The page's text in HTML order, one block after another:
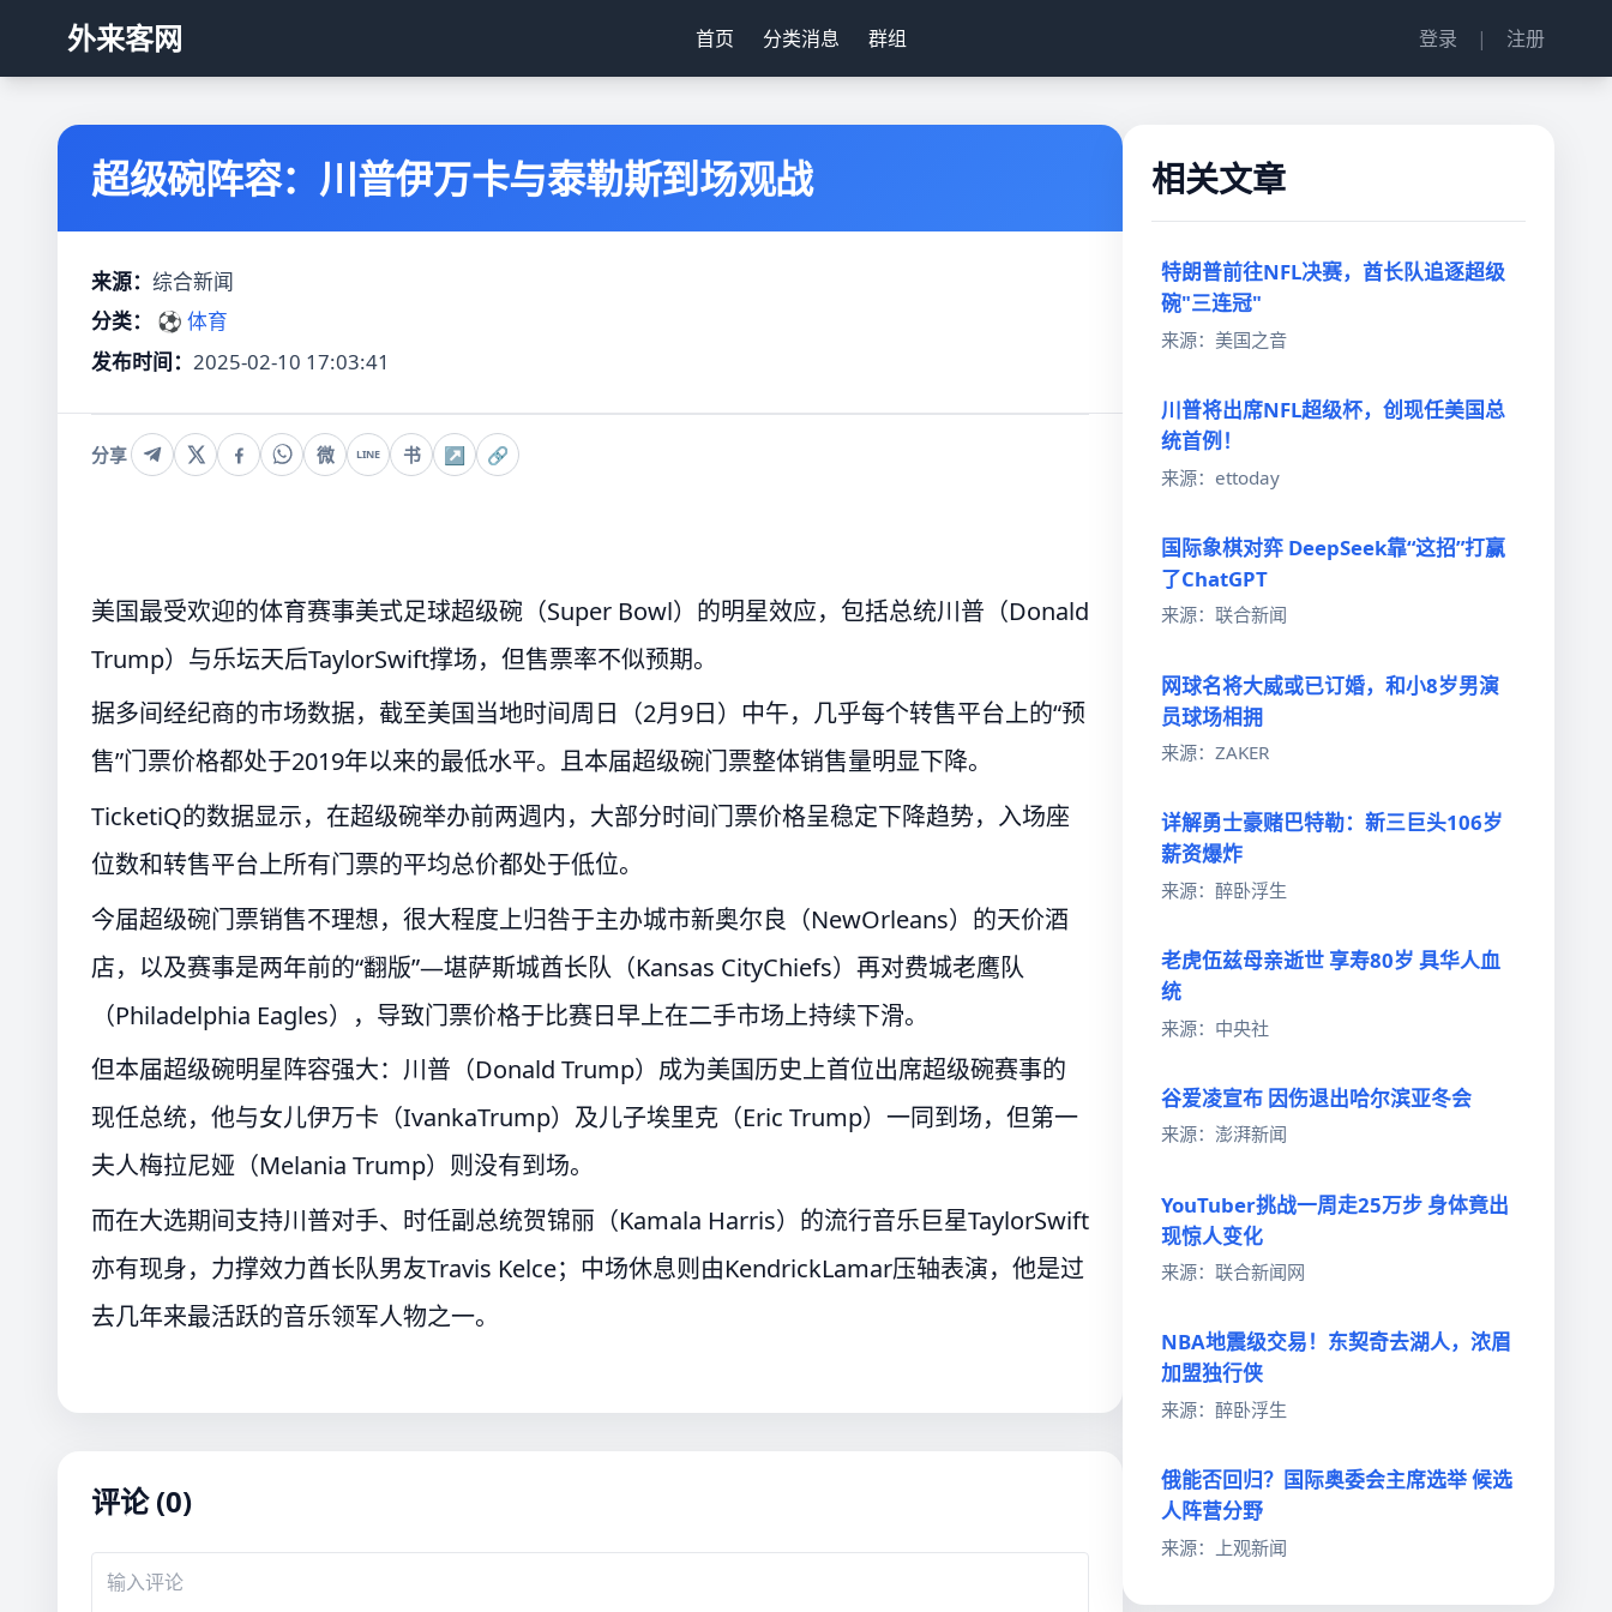
外来客网 首页 分类消息 群组 登录 | 注册
超级碗阵容：川普伊万卡与泰勒斯到场观战
来源： 综合新闻
分类：
⚽ 体育
发布时间： 2025-02-10 17:03:41
分享 微 LINE 书 ↗ 🔗
美国最受欢迎的体育赛事美式足球超级碗（Super Bowl）的明星效应，包括总统川普（Donald
Trump）与乐坛天后TaylorSwift撑场，但售票率不似预期。
据多间经纪商的市场数据，截至美国当地时间周日（2月9日）中午，几乎每个转售平台上的“预
售”门票价格都处于2019年以来的最低水平。且本届超级碗门票整体销售量明显下降。
TicketiQ的数据显示，在超级碗举办前两週内，大部分时间门票价格呈稳定下降趋势，入场座
位数和转售平台上所有门票的平均总价都处于低位。
今届超级碗门票销售不理想，很大程度上归咎于主办城市新奥尔良（NewOrleans）的天价酒
店，以及赛事是两年前的“翻版”—堪萨斯城酋长队（Kansas CityChiefs）再对费城老鹰队
（Philadelphia Eagles），导致门票价格于比赛日早上在二手市场上持续下滑。
但本届超级碗明星阵容强大：川普（Donald Trump）成为美国历史上首位出席超级碗赛事的
现任总统，他与女儿伊万卡（IvankaTrump）及儿子埃里克（Eric Trump）一同到场，但第一
夫人梅拉尼娅（Melania Trump）则没有到场。
而在大选期间支持川普对手、时任副总统贺锦丽（Kamala Harris）的流行音乐巨星TaylorSwift
亦有现身，力撑效力酋长队男友Travis Kelce；中场休息则由KendrickLamar压轴表演，他是过
去几年来最活跃的音乐领军人物之一。
评论 (0)
相关文章
特朗普前往NFL决赛，酋长队追逐超级
碗"三连冠"
来源：美国之音
川普将出席NFL超级杯，创现任美国总
统首例！
来源：ettoday
国际象棋对弈 DeepSeek靠“这招”打赢
了ChatGPT
来源：联合新闻
网球名将大威或已订婚，和小8岁男演
员球场相拥
来源：ZAKER
详解勇士豪赌巴特勒：新三巨头106岁
薪资爆炸
来源：醉卧浮生
老虎伍兹母亲逝世 享寿80岁 具华人血
统
来源：中央社
谷爱凌宣布 因伤退出哈尔滨亚冬会
来源：澎湃新闻
YouTuber挑战一周走25万步 身体竟出
现惊人变化
来源：联合新闻网
NBA地震级交易！东契奇去湖人，浓眉
加盟独行侠
来源：醉卧浮生
俄能否回归？国际奥委会主席选举 候选
人阵营分野
来源：上观新闻